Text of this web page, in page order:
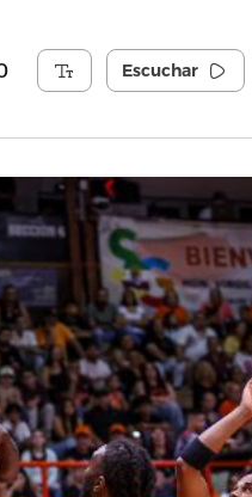
Escuchar